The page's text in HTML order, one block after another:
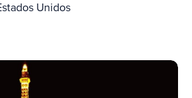
Unidos